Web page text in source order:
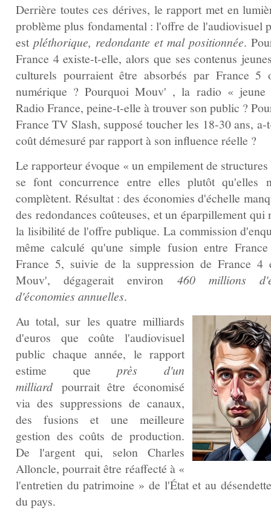
Derrière toutes ces dérives, le rapport met en
problème plus fondamental : l'offre de l'audiovisuel
est pléthorique, redondante et mal positionnée.
France 4 existe‑t‑elle, alors que ses contenus
culturels pourraient être absorbés par France 5
numérique ? Pourquoi Mouv' , la radio «
Radio France, peine‑t‑elle à trouver son public ?
France TV Slash, supposé toucher les 18‑30 ans,
coût démesuré par rapport à son influence réelle ?
Le rapporteur évoque « un empilement de
se font concurrence entre elles plutôt qu'elles
complètent. Résultat : des économies d'échelle
des redondances coûteuses, et un éparpillement qui
la lisibilité de l'offre publique. La commission
même calculé qu'une simple fusion entre
France 5, suivie de la suppression de France 4
Mouv', dégagerait environ 460 millions
d'économies annuelles.
Au total, sur les quatre milliards
d'euros que coûte l'audiovisuel
public chaque année, le rapport
estime queprès d'un
milliardpourrait être économisé
via des suppressions de canaux,
des fusions et une meilleure
gestion des coûts de production.
De l'argent qui, selon Charles
Alloncle, pourrait être réaffecté à «
l'entretien du patrimoine » de l'État et au
du pays.